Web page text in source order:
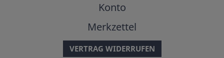
Konto
Merkzettel
VERTRAG WIDERRUFEN